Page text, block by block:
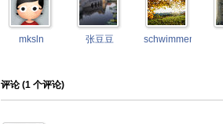
mksln 张豆豆 schwimmengool
评论 (1 个评论)